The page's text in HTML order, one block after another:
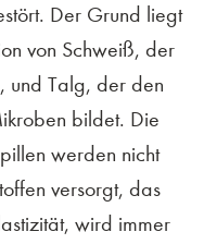
Der Grund liegt
von Schweiß, der
und Talg, der den
bildet. Die
werden nicht
versorgt, das
wird immer